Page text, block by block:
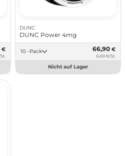
€
DUNC
DUNC Power 4mg
10 -Pack 66,90 €
6,69 €/St.
Nicht auf Lager